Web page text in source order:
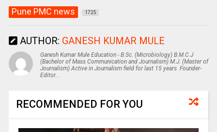
Pune PMC news 1725
AUTHOR: GANESH KUMAR MULE
Ganesh Kumar Mule Education - B.Sc. (Microbiology) B.M.C.J
(Bachelor of Mass Communication and Journalism) M.J. (Master of
Journalism) Active in Journalism field for last 15 years. Founder-
Editor...
RECOMMENDED FOR YOU